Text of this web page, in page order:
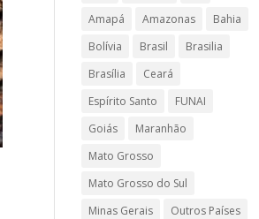
Amapá
Amazonas
Bahia
Bolívia
Brasil
Brasilia
Brasília
Ceará
Espírito Santo
FUNAI
Goiás
Maranhão
Mato Grosso
Mato Grosso do Sul
Minas Gerais
Outros Países